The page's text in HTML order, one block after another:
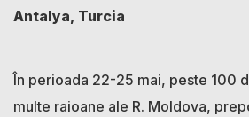
Antalya, Turcia
În perioada 22-25 mai, peste 100
multe raioane ale R. Moldova,